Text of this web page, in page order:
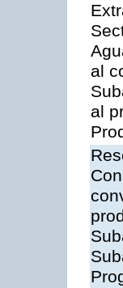
al
al